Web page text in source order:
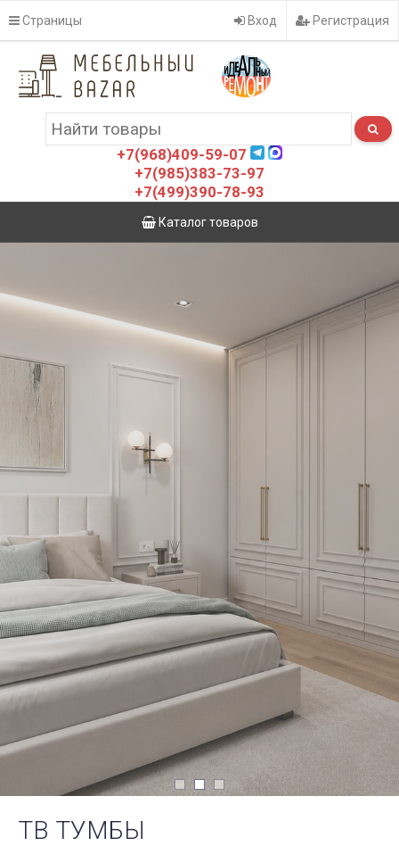
Страницы Вход Регистрация
+7(968)409-59-07
+7(985)383-73-97
+7(499)390-78-93
Каталог товаров
ТВ ТУМБЫ